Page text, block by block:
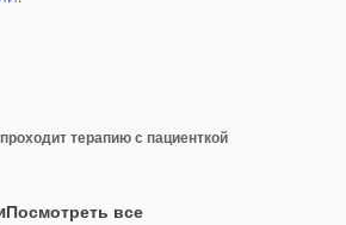
терапию с пациенткой
Посмотреть все